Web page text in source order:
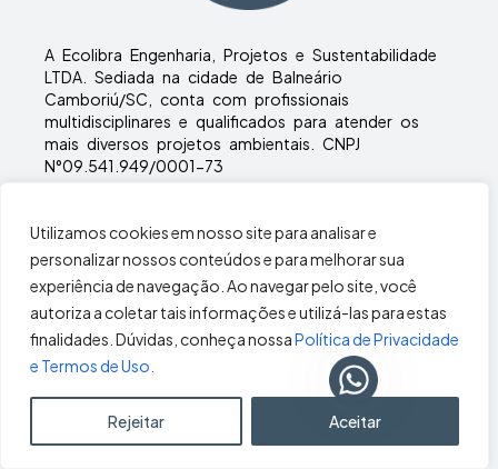
Utilizamos cookies em nosso site para analisar e
personalizar nossos conteúdos e para melhorar sua
experiência de navegação. Ao navegar pelo site, você
autoriza a coletar tais informações e utilizá-las para estas
finalidades. Dúvidas, conheça nossaPolítica de Privacidade
e Termos de Uso.
Rejeitar Aceitar
A Ecolibra Engenharia, Projetos e Sustentabilidade
LTDA. Sediada na cidade de Balneário
Camboriú/SC, conta com profissionais
multidisciplinares e qualificados para atender os
mais diversos projetos ambientais. CNPJ
N°09.541.949/0001-73
Horário de Atendimento
Segunda à sexta-feira
Das 8h00 às 18h00